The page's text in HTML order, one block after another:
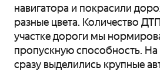
навигатора и покрасили
разные цвета. Количество
участке дороги мы
пропускную способность. На
сразу выделились крупные